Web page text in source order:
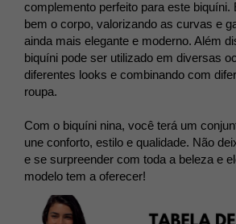
complemento perfeito para este biquíni.
bem o corpo, valorizando as curvas e
ainda mais elegante e moderno. Além
biquíni pode ser utilizado em diversas
diferentes looks e combinando com
roupa.
Com o biquíni nina, você terá um
une conforto, estilo e qualidade. Não
e se surpreender com toda a beleza e
modelo tem a oferecer!